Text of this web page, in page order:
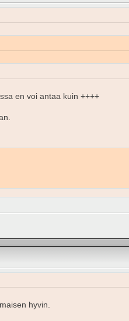
en voi antaa kuin ++++
hyvin.